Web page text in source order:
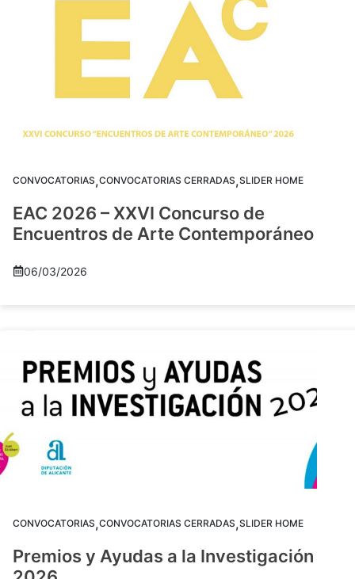
CONVOCATORIAS,CONVOCATORIAS CERRADAS,SLIDER HOME
EAC 2026 – XXVI Concurso de
Encuentros de Arte Contemporáneo
06/03/2026
CONVOCATORIAS,CONVOCATORIAS CERRADAS,SLIDER HOME
Premios y Ayudas a la Investigación